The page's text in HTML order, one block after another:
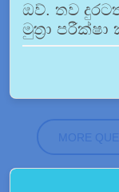
ඔව්. තව
මුත්‍රා
MORE